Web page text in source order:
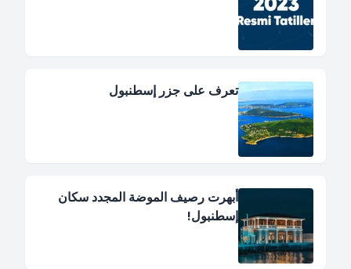
تعرف على جزر إسطنبول
أبهرت رصيف الموضة المجدد سكان
إسطنبول!